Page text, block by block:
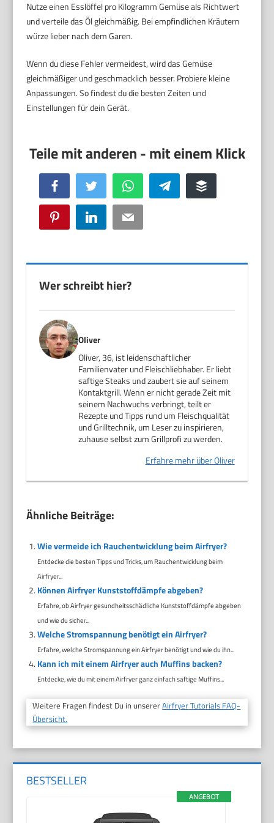
Nutze einen Esslöffel pro Kilogramm Gemüse als Richtwert
und verteile das Öl gleichmäßig. Bei empfindlichen Kräutern
würze lieber nach dem Garen.
Wenn du diese Fehler vermeidest, wird das Gemüse
gleichmäßiger und geschmacklich besser. Probiere kleine
Anpassungen. So findest du die besten Zeiten und
Einstellungen für dein Gerät.
Facebook Twitter WhatsApp Telegram Buffer
Pinterest LinkedIn Email
Wer schreibt hier?
Oliver
Oliver, 36, ist leidenschaftlicher
Familienvater und Fleischliebhaber. Er liebt
saftige Steaks und zaubert sie auf seinem
Kontaktgrill. Wenn er nicht gerade Zeit mit
seinem Nachwuchs verbringt, teilt er
Rezepte und Tipps rund um Fleischqualität
und Grilltechnik, um Leser zu inspirieren,
zuhause selbst zum Grillprofi zu werden.
Erfahre mehr über Oliver
Ähnliche Beiträge:
Wie vermeide ich Rauchentwicklung beim Airfryer?
Entdecke die besten Tipps und Tricks, um Rauchentwicklung beim
Airfryer...
Können Airfryer Kunststoffdämpfe abgeben?
Erfahre, ob Airfryer gesundheitsschädliche Kunststoffdämpfe abgeben
und wie du sicher...
Welche Stromspannung benötigt ein Airfryer?
Erfahre, welche Stromspannung ein Airfryer benötigt und wie du ihn...
Kann ich mit einem Airfryer auch Muffins backen?
Entdecke, wie du mit einem Airfryer ganz einfach saftige Muffins...
Weitere Fragen findest Du in unsererAirfryer Tutorials FAQ-
Übersicht.
BESTSELLER
ANGEBOT